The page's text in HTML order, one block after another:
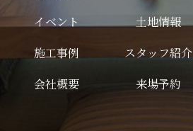
イベント 土地情報
施工事例
スタッフ紹介
会社概要
来場予約